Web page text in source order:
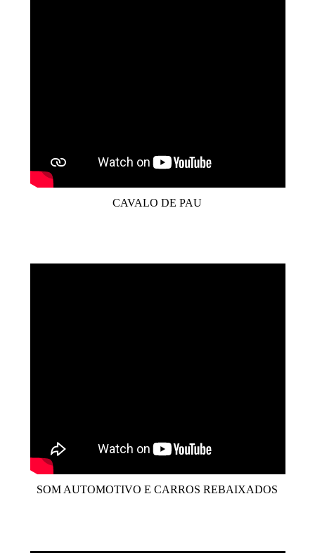
CAVALO DE PAU
SOM AUTOMOTIVO E CARROS REBAIXADOS